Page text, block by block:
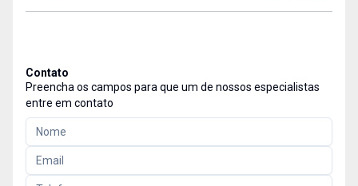
Contato
Preencha os campos para que um de nossos especialistas
entre em contato